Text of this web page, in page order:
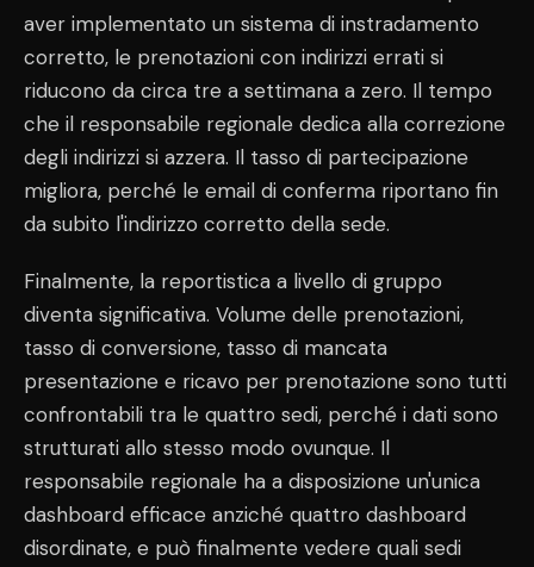
aver implementato un sistema di instradamento
corretto, le prenotazioni con indirizzi errati si
riducono da circa tre a settimana a zero. Il tempo
che il responsabile regionale dedica alla correzione
degli indirizzi si azzera. Il tasso di partecipazione
migliora, perché le email di conferma riportano fin
da subito l'indirizzo corretto della sede.
Finalmente, la reportistica a livello di gruppo
diventa significativa. Volume delle prenotazioni,
tasso di conversione, tasso di mancata
presentazione e ricavo per prenotazione sono tutti
confrontabili tra le quattro sedi, perché i dati sono
strutturati allo stesso modo ovunque. Il
responsabile regionale ha a disposizione un'unica
dashboard efficace anziché quattro dashboard
disordinate, e può finalmente vedere quali sedi